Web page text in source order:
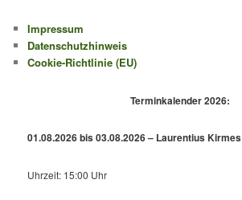
Impressum
Datenschutzhinweis
Cookie-Richtlinie (EU)
Terminkalender 2026:
01.08.2026 bis 03.08.2026 – Laurentius Kirmes
Uhrzeit: 15:00 Uhr